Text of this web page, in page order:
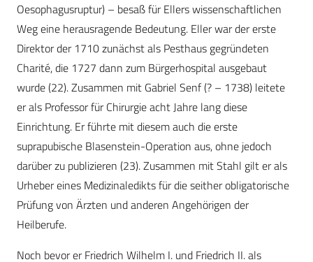
Oesophagusruptur) – besaß für Ellers wissenschaftlichen
Weg eine herausragende Bedeutung. Eller war der erste
Direktor der 1710 zunächst als Pesthaus gegründeten
Charité, die 1727 dann zum Bürgerhospital ausgebaut
wurde (22). Zusammen mit Gabriel Senf (? – 1738) leitete
er als Professor für Chirurgie acht Jahre lang diese
Einrichtung. Er führte mit diesem auch die erste
suprapubische Blasenstein-Operation aus, ohne jedoch
darüber zu publizieren (23). Zusammen mit Stahl gilt er als
Urheber eines Medizinaledikts für die seither obligatorische
Prüfung von Ärzten und anderen Angehörigen der
Heilberufe.
Noch bevor er Friedrich Wilhelm I. und Friedrich II. als